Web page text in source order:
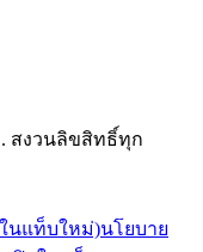
. สงวนลิขสิทธิ์ทุก
นแท็บใหม่)นโยบาย